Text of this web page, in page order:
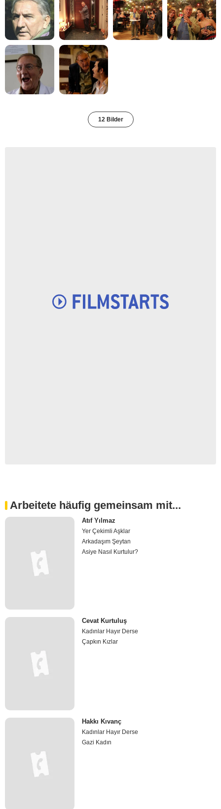
12 Bilder
Arbeitete häufig gemeinsam mit...
Atıf Yılmaz
Yer Çekimli Aşklar
Arkadaşım Şeytan
Asiye Nasıl Kurtulur?
Cevat Kurtuluş
Kadınlar Hayır Derse
Çapkın Kızlar
Hakkı Kıvanç
Kadınlar Hayır Derse
Gazi Kadın